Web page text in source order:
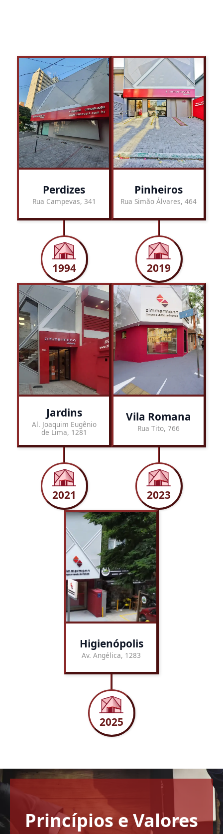
Perdizes
Rua Campevas, 341
1994
Pinheiros
Rua Simão Álvares, 464
2019
Jardins
Al. Joaquim Eugênio
de Lima, 1281
2021
Vila Romana
Rua Tito, 766
2023
Higienópolis
Av. Angélica, 1283
2025
Princípios e Valores